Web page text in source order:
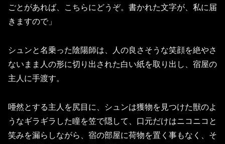
ごとがあれば、こちらにどうぞ。書かれた文字が、私に届
きますので」
シュンと名乗った陰陽師は、人の良さそうな笑顔を絶やさ
ないまま人の形に切り出された白い紙を取り出し、宿屋の
主人に手渡す。
唖然とする主人を尻目に、シュンは獲物を見つけた獣のよ
うなギラギラした瞳を笠で隠して、口元だけはニコニコと
笑みを漏らしながら、宿の部屋に荷物を置く事もなく、そ